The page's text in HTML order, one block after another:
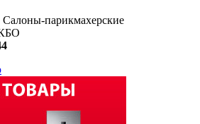
парикмахерские